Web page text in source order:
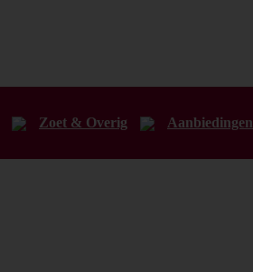
Zoet & Overig Aanbiedingen